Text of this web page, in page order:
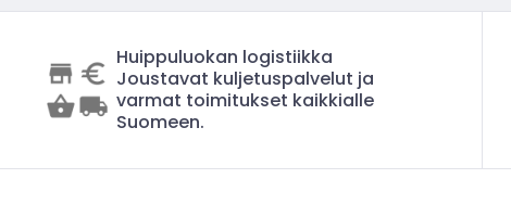
Huippuluokan logistiikka
Joustavat kuljetuspalvelut ja
varmat toimitukset kaikkialle
Suomeen.